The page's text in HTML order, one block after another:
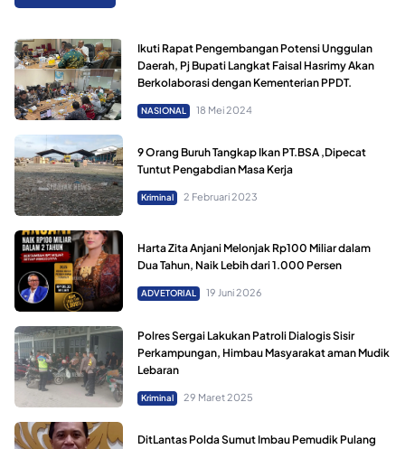
Ikuti Rapat Pengembangan Potensi Unggulan
Daerah, Pj Bupati Langkat Faisal Hasrimy Akan
Berkolaborasi dengan Kementerian PPDT.
NASIONAL 18 Mei 2024
9 Orang Buruh Tangkap Ikan PT.BSA ,Dipecat
Tuntut Pengabdian Masa Kerja
Kriminal 2 Februari 2023
Harta Zita Anjani Melonjak Rp100 Miliar dalam
Dua Tahun, Naik Lebih dari 1.000 Persen
ADVETORIAL 19 Juni 2026
Polres Sergai Lakukan Patroli Dialogis Sisir
Perkampungan, Himbau Masyarakat aman Mudik
Lebaran
Kriminal 29 Maret 2025
DitLantas Polda Sumut Imbau Pemudik Pulang